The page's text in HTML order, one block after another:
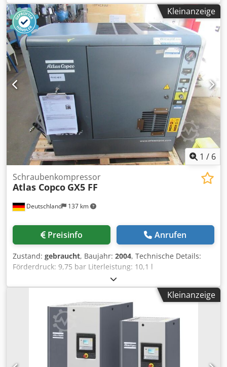
Leistung: 10,50 m³/min; Betriebsdruck: 12 bar; Baujahr:
2015; Credpszk Amxsfx Adijf Motor: DEUTZ, 104 kW
Betriebsstunden: 2016 h Der Kompressor ist voll
funktionsfähig, einsatzbereit und wird mit Garantie
geliefert. Nettopreis: 109.500 PLN Bruttopreis: 134.685 PLN
Die Maschine wurde in einwandfreiem Zustand importiert
und verfügt über alle erforderlichen Dokumente zur
Registrierung. Unten finden Sie Links zu Videos.
Kleinanzeige
1 / 6
Deutschland 137 km
Schraubenkompressor
Atlas Copco GX5 FF
Preisinfo Anrufen
Zustand: gebraucht, Baujahr: 2004, Technische Details:
Förderdruck: 9,75 bar Literleistung: 10,1 l
Gesamtleistungsbedarf: 5,5 kW Volumenstrom: 10,1
m³/min. Betriebsstunden: 26071 h Motordrehzahlen:: 3000
U/min. Schutzart: CE 0038 Maschinengewicht ca.: 310 kg
Crjdpfx Adou Szlueiof Abmessungen L x B x H: 1,2 x 0,6 x
1,0 m Kondensatabscheider eingebaut. Einschränkung:
Überlastventil schaltet nicht automatisch ab. Verkauf wie
Kleinanzeige